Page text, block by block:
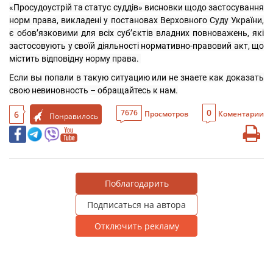
«Просудоустрій та статус суддів» висновки щодо застосування
норм права, викладені у постановах Верховного Суду України,
є обов’язковими для всіх суб’єктів владних повноважень, які
застосовують у своїй діяльності нормативно-правовий акт, що
містить відповідну норму права.
Если вы попали в такую ситуацию или не знаете как доказать
свою невиновность – обращайтесь к нам.
6 Понравилось 7676 Просмотров 0 Коментарии
Поблагодарить
Подписаться на автора
Отключить рекламу